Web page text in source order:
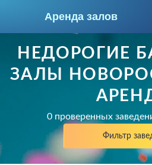
Аренда залов
НЕДОРОГИЕ
ЗАЛЫ
0 проверенных
Фильтр